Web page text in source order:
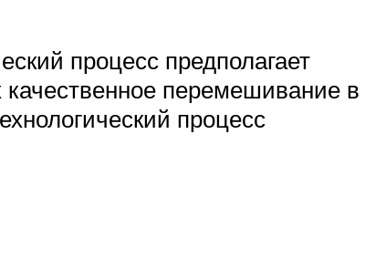
процесс предполагает
качественное перемешивание в
процесс